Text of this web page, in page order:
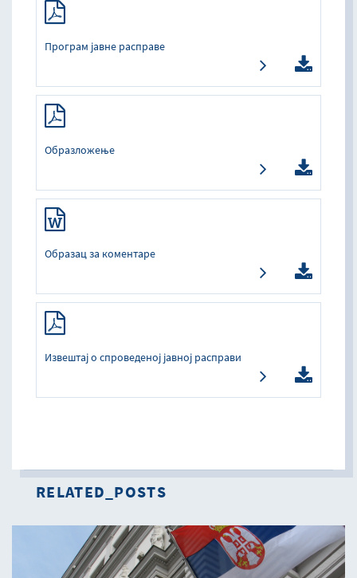
Програм јавне расправе
Образложење
Образац за коментаре
Извештај о спроведеној јавној расправи
RELATED_POSTS